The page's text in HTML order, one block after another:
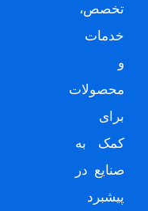
تخصص،
خدمات
و
محصولات
برای
کمک به
صنایع در
پیشبرد